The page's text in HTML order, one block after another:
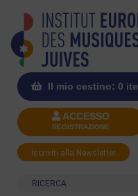
Il mio cestino: 0
ACCESSO
REGISTRAZIONE
Iscriviti alla Newsletter
Ricerca